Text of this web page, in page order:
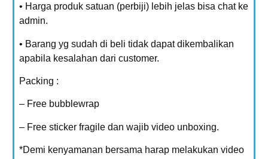
• Harga produk satuan (perbiji) lebih jelas bisa chat ke
admin.
• Barang yg sudah di beli tidak dapat dikembalikan
apabila kesalahan dari customer.
Packing :
– Free bubblewrap
– Free sticker fragile dan wajib video unboxing.
*Demi kenyamanan bersama harap melakukan video